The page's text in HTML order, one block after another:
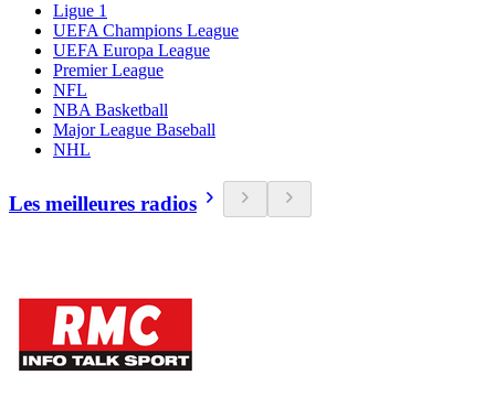
Ligue 1
UEFA Champions League
UEFA Europa League
Premier League
NFL
NBA Basketball
Major League Baseball
NHL
Les meilleures radios